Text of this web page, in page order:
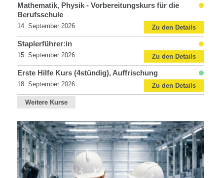
Mathematik, Physik - Vorbereitungskurs für die
Berufsschule
14. September 2026 Zu den Details
Staplerführer:in
15. September 2026 Zu den Details
Erste Hilfe Kurs (4stündig), Auffrischung
18. September 2026 Zu den Details
Weitere Kurse